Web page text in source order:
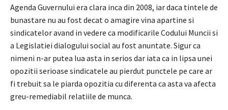
Agenda Guvernului era clara inca din 2008, iar daca tintele de
bunastare nu au fost decat o amagire vina apartine si
sindicatelor avand in vedere ca modificarile Codului Muncii si
a Legislatiei dialogului social au fost anuntate. Sigur ca
nimeni n-ar putea lua asta in serios dar iata ca in lipsa unei
opozitii serioase sindicatele au pierdut punctele pe care ar
fi trebuit sa le piarda opozitia cu diferenta ca asta va afecta
greu-remediabil relatiile de munca.